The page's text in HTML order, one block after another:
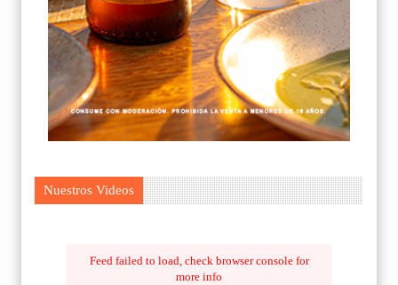
Nuestros Videos
Feed failed to load, check browser console for
more info